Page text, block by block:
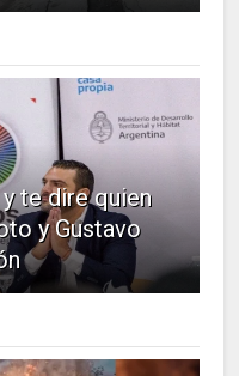
te dire quien
y Gustavo